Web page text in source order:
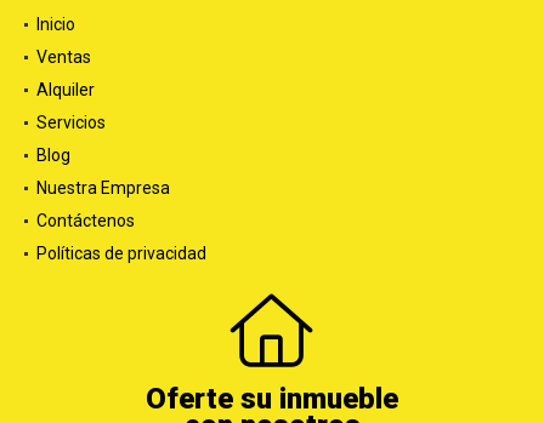
Inicio
Ventas
Alquiler
Servicios
Blog
Nuestra Empresa
Contáctenos
Políticas de privacidad
Oferte su inmueble